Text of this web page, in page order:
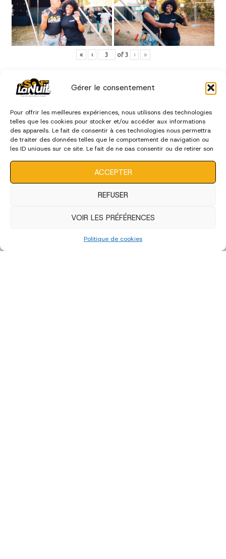
Gérer le consentement
Pour offrir les meilleures expériences, nous utilisons des technologies
telles que les cookies pour stocker et/ou accéder aux informations
des appareils. Le fait de consentir à ces technologies nous permettra
de traiter des données telles que le comportement de navigation ou
les ID uniques sur ce site. Le fait de ne pas consentir ou de retirer son
ACCEPTER
REFUSER
VOIR LES PRÉFÉRENCES
Politique de cookies
« ‹ of 3 › »